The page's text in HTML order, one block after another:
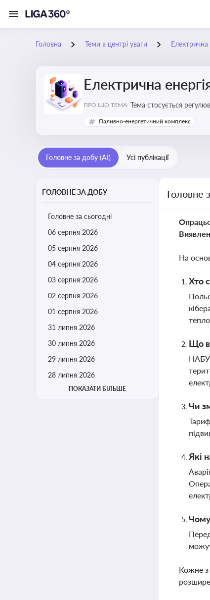
Головна Теми в центрі уваги Електрична
Електрична
ПРО ЩО ТЕМА: Тема стосується
Паливно-енергетичний комплекс
Головне за добу (AI) Усі публікації
ГОЛОВНЕ ЗА ДОБУ
Головне за сьогодні
06 серпня 2026
05 серпня 2026
04 серпня 2026
03 серпня 2026
02 серпня 2026
01 серпня 2026
31 липня 2026
30 липня 2026
29 липня 2026
28 липня 2026
ПОКАЗАТИ БІЛЬШЕ
Головне
На
Хто
Що
НАБУ
Чи
Які
Чому
Кожне з